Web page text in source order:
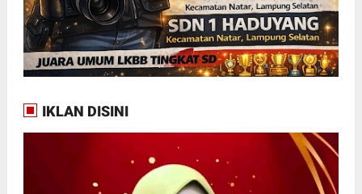
IKLAN DISINI